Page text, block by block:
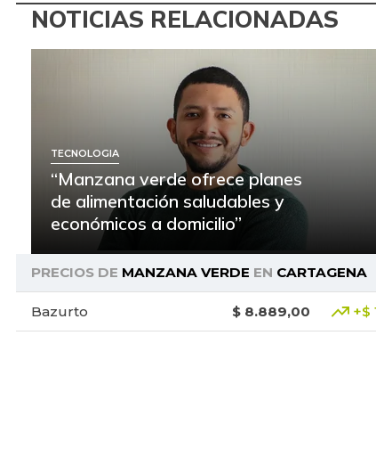
NOTICIAS RELACIONADAS
TECNOLOGIA
“Manzana verde ofrece planes
de alimentación saludables y
económicos a domicilio”
PRECIOS DE MANZANA VERDE EN CARTAGENA
Bazurto $ 8.889,00 +$